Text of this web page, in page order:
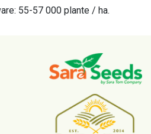
55-57 000 plante / ha.